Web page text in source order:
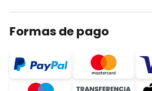
Formas de pago